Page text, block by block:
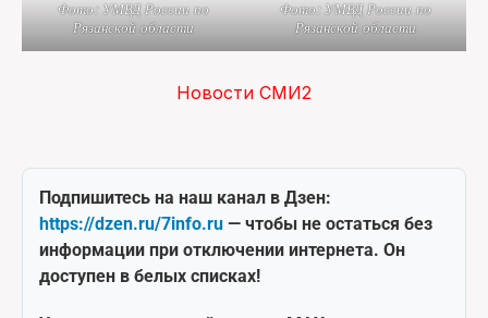
Фото: УМВД России по
Рязанской области
Фото: УМВД России по
Рязанской области
Новости СМИ2
Подпишитесь на наш канал в Дзен:
https://dzen.ru/7info.ru — чтобы не остаться без
информации при отключении интернета. Он
доступен в белых списках!